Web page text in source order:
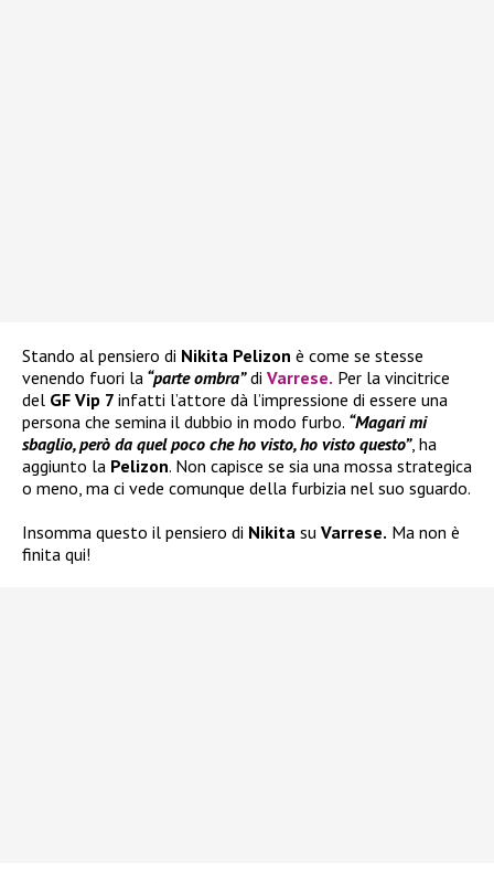
Stando al pensiero di Nikita Pelizon è come se stesse
venendo fuori la “parte ombra”di Varrese. Per la vincitrice
del GF Vip 7 infatti l’attore dà l’impressione di essere una
persona che semina il dubbio in modo furbo. “Magari mi
sbaglio, però da quel poco che ho visto, ho visto questo”, ha
aggiunto la Pelizon. Non capisce se sia una mossa strategica
o meno, ma ci vede comunque della furbizia nel suo sguardo.
Insomma questo il pensiero di Nikita su Varrese. Ma non è
finita qui!